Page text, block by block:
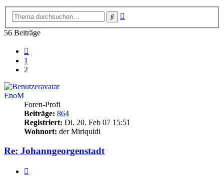
Suche
56 Beiträge
1
2
EnoM
Foren-Profi
Beiträge: 864
Registriert: Di. 20. Feb 07 15:51
Wohnort: der Miriquidi
Re: Johanngeorgenstadt